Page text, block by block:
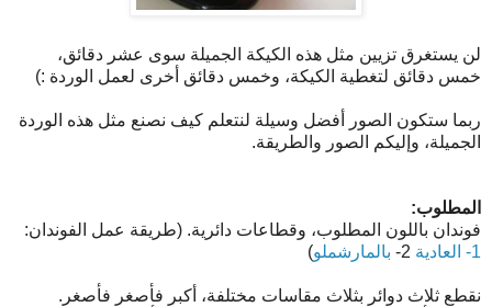
لن يستغرق تزيين مثل هذه الكيكة الجميلة سوى عشر دقائق،
خمس دقائق لتغطية الكيكة، وخمس دقائق أخرى لعمل الوردة :)
ربما ستكون الصور أفضل وسيلة لنتعلم كيف نصنع مثل هذه الوردة
الجميلة، وإليكم الصور والطريقة.
المطلوب:
فوندان باللون المطلوب، وقطاعات دائرية. (طريقة عمل الفوندان:
1- العادية
2- بالمارشملو)
نقطع ثلاث دوائر بثلاث مقاسات مختلفة، أكبر فأصغر فأصغر.